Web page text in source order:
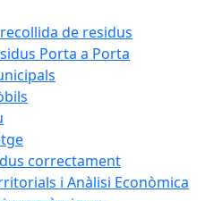
de residus
Porta a Porta
correctament
i Anàlisi Econòmica